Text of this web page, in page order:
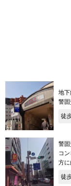
地
警
徒
警
コ
方
徒